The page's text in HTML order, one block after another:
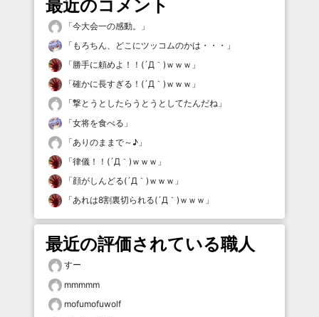
最近のコメント
「今大会一の感動。
」
「 もろちん、どこにツッコムのかは・・・ 」
「勝手に頼めよ！！(´Д｀)ｗｗｗ 」
「確かに長すぎる！(´Д｀)ｗｗｗ 」
「撃とうとしたらうとうとしてたんだね 」
「女将を食べる 」
「ありのままで～♪ 」
「律儀！！(´Д｀)ｗｗｗ 」
「顔がしんどる(´Д｀)ｗｗｗ 」
「あれは8割裏切られる(´Д｀)ｗｗｗ 」
最近の評価されている職人
すー
mmmmm
mofumofuwolf